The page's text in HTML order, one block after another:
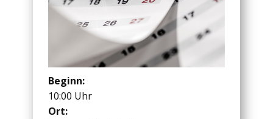
Beginn:
10:00 Uhr
Ort: